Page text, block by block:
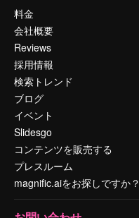
料金
会社概要
Reviews
採用情報
検索トレンド
ブログ
イベント
Slidesgo
コンテンツを販売する
プレスルーム
magnific.aiをお探しですか？